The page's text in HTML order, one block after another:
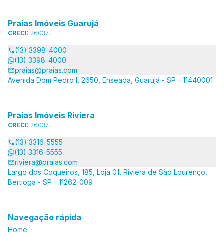
Praias Imóveis Guarujá
CRECI: 26037J
(13) 3398-4000
(13) 3398-4000
praias@praias.com
Avenida Dom Pedro I, 2650, Enseada, Guarujá - SP - 11440001
Praias Imóveis Riviera
CRECI: 26037J
(13) 3316-5555
(13) 3316-5555
riviera@praias.com
Largo dos Coqueiros, 185, Loja 01, Riviera de São Lourenço,
Bertioga - SP - 11262-009
Navegação rápida
Home